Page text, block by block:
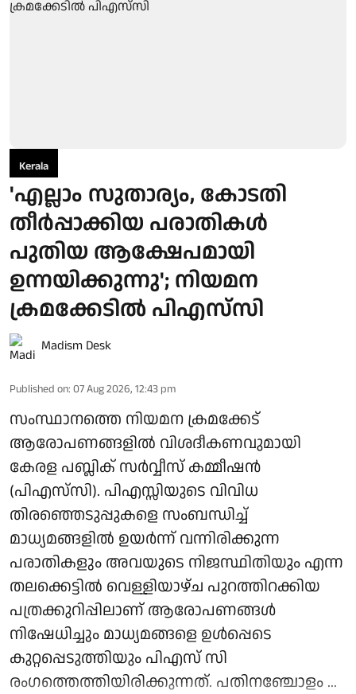
Kerala
'എല്ലാം സുതാര്യം, കോടതി
തീര്‍പ്പാക്കിയ പരാതികള്‍
പുതിയ ആക്ഷേപമായി
ഉന്നയിക്കുന്നു'; നിയമന
ക്രമക്കേടില്‍ പിഎസ്‌സി
Madism Desk
Published on: 07 Aug 2026, 12:43 pm
സംസ്ഥാനത്തെ നിയമന ക്രമക്കേട്
ആരോപണങ്ങളില്‍ വിശദീകണവുമായി
കേരള പബ്ലിക് സര്‍വ്വീസ് കമ്മീഷന്‍
(പിഎസ്‌സി). പിഎസ്സിയുടെ വിവിധ
തിരഞ്ഞെടുപ്പുകളെ സംബന്ധിച്ച്
മാധ്യമങ്ങളില്‍ ഉയര്‍ന്ന് വന്നിരിക്കുന്ന
പരാതികളും അവയുടെ നിജസ്ഥിതിയും എന്ന
തലക്കെട്ടില്‍ വെള്ളിയാഴ്ച പുറത്തിറക്കിയ
പത്രക്കുറിപ്പിലാണ് ആരോപണങ്ങള്‍
നിഷേധിച്ചും മാധ്യമങ്ങളെ ഉള്‍പ്പെടെ
കുറ്റപ്പെടുത്തിയും പിഎസ് സി
രംഗത്തെത്തിയിരിക്കുന്നത്. പതിനഞ്ചോളം ...